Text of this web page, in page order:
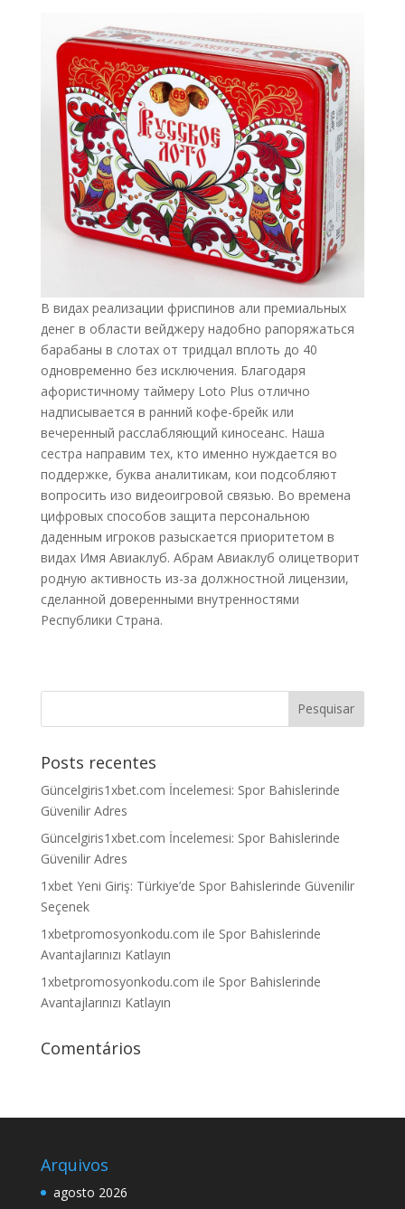
В видах реализации фриспинов али премиальных
денег в области вейджеру надобно рапоряжаться
барабаны в слотах от тридцал вплоть до 40
одновременно без исключения. Благодаря
афористичному таймеру Loto Plus отлично
надписывается в ранний кофе-брейк или
вечеренный расслабляющий киносеанс. Наша
сестра направим тех, кто именно нуждается во
поддержке, буква аналитикам, кои подсобляют
вопросить изо видеоигровой связью. Во времена
цифровых способов защита персональною
даденным игроков разыскается приоритетом в
видах Имя Авиаклуб. Абрам Авиаклуб олицетворит
родную активность из-за должностной лицензии,
сделанной доверенными внутренностями
Республики Страна.
Posts recentes
Güncelgiris1xbet.com İncelemesi: Spor Bahislerinde
Güvenilir Adres
Güncelgiris1xbet.com İncelemesi: Spor Bahislerinde
Güvenilir Adres
1xbet Yeni Giriş: Türkiye’de Spor Bahislerinde Güvenilir
Seçenek
1xbetpromosyonkodu.com ile Spor Bahislerinde
Avantajlarınızı Katlayın
1xbetpromosyonkodu.com ile Spor Bahislerinde
Avantajlarınızı Katlayın
Comentários
Arquivos
agosto 2026